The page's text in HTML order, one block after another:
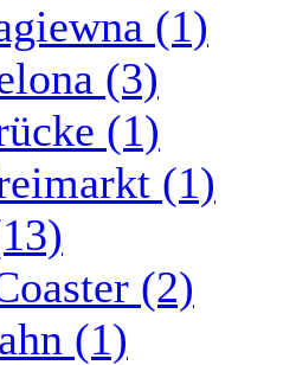
(1)
(3)
(1)
(1)
(2)
(1)